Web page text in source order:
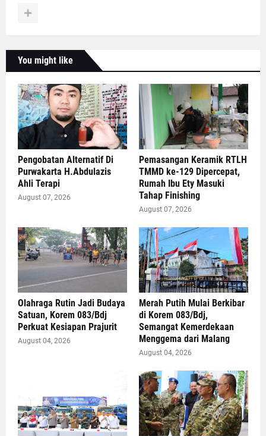
You might like
Pengobatan Alternatif Di
Purwakarta H.Abdulazis
Ahli Terapi
August 07, 2026
Pemasangan Keramik RTLH
TMMD ke-129 Dipercepat,
Rumah Ibu Ety Masuki
Tahap Finishing
August 07, 2026
Olahraga Rutin Jadi Budaya
Satuan, Korem 083/Bdj
Perkuat Kesiapan Prajurit
August 04, 2026
Merah Putih Mulai Berkibar
di Korem 083/Bdj,
Semangat Kemerdekaan
Menggema dari Malang
August 04, 2026